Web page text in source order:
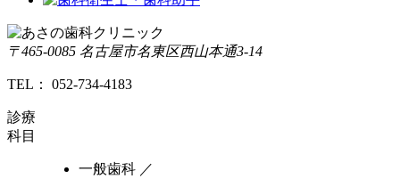
〒465-0085 名古屋市名東区西山本通3-14
TEL： 052-734-4183
診療
科目
一般歯科 ／